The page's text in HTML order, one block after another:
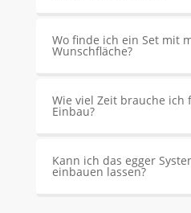
Wo finde ich ein Set mit
Wunschfläche?
Wie viel Zeit brauche ich
Einbau?
Kann ich das egger
einbauen lassen?